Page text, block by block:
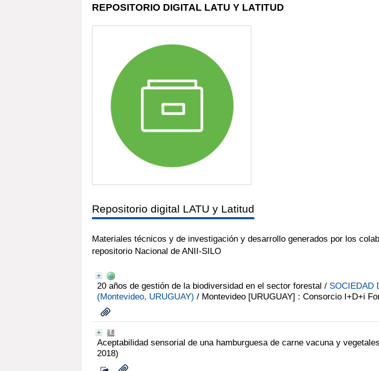
REPOSITORIO DIGITAL LATU Y LATITUD
Repositorio digital LATU y Latitud
Materiales técnicos y de investigación y desarrollo generados por los
repositorio Nacional de ANII-SILO
20 años de gestión de la biodiversidad en el sector forestal / SOCIEDAD
(Montevideo, URUGUAY) / Montevideo [URUGUAY] : Consorcio I+D+i
Aceptabilidad sensorial de una hamburguesa de carne vacuna y vegetales
2018)